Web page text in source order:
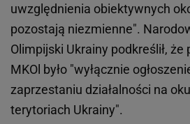
uwzględnienia obiektywnych
pozostają niezmienne".
Olimpijski Ukrainy podkreślił,
MKOl było "wyłącznie
zaprzestaniu działalności na
terytoriach Ukrainy".